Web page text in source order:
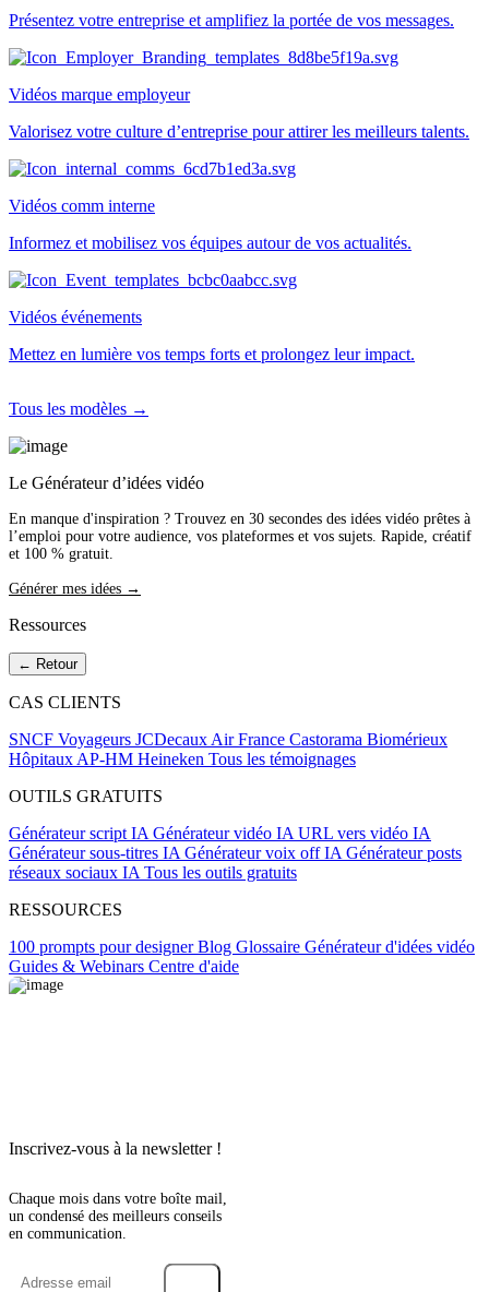
Présentez votre entreprise et amplifiez la portée de vos messages.
Vidéos marque employeur
Valorisez votre culture d’entreprise pour attirer les meilleurs talents.
Vidéos comm interne
Informez et mobilisez vos équipes autour de vos actualités.
Vidéos événements
Mettez en lumière vos temps forts et prolongez leur impact.
Tous les modèles →
Le Générateur d’idées vidéo
En manque d'inspiration ? Trouvez en 30 secondes des idées vidéo prêtes à
l’emploi pour votre audience, vos plateformes et vos sujets. Rapide, créatif
et 100 % gratuit.
Générer mes idées →
Ressources
← Retour
CAS CLIENTS
SNCF Voyageurs JCDecaux Air France Castorama Biomérieux
Hôpitaux AP-HM Heineken Tous les témoignages
OUTILS GRATUITS
Générateur script IA Générateur vidéo IA URL vers vidéo IA
Générateur sous-titres IA Générateur voix off IA Générateur posts
réseaux sociaux IA Tous les outils gratuits
RESSOURCES
100 prompts pour designerBlog Glossaire Générateur d'idées vidéo
Guides & Webinars Centre d'aide
Inscrivez-vous à la newsletter !
Chaque mois dans votre boîte mail,
un condensé des meilleurs conseils
en communication.